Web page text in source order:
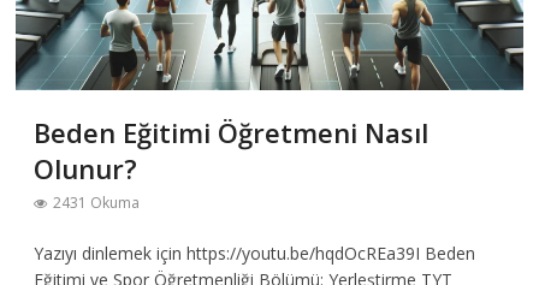
Beden Eğitimi Öğretmeni Nasıl
Olunur?
2431 Okuma
Yazıyı dinlemek için https://youtu.be/hqdOcREa39I Beden
Eğitimi ve Spor Öğretmenliği Bölümü: Yerleştirme TYT